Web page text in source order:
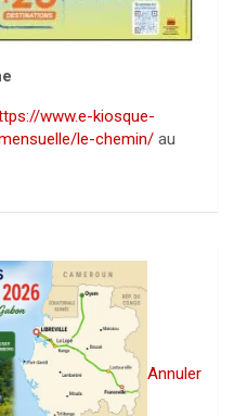
www.e-kiosque-
le-chemin/ au
Annuler